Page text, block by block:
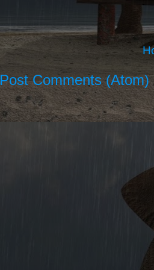
Post Comments (Atom)